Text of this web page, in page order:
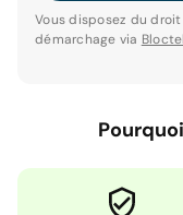
Vous disposez du
démarchage via Bloctel